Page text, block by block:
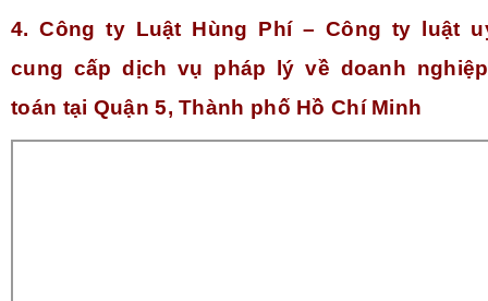
4. Công ty Luật Hùng Phí – Công ty luật
cung cấp dịch vụ pháp lý về doanh
toán tại Quận 5, Thành phố Hồ Chí Minh